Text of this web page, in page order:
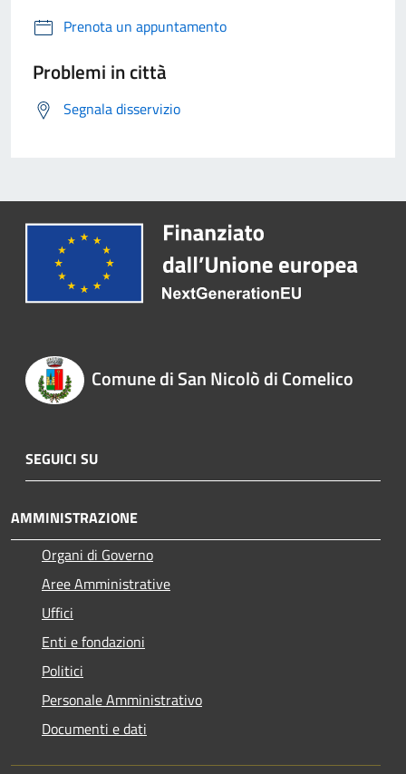
Prenota un appuntamento
Problemi in città
Segnala disservizio
Comune di San Nicolò di Comelico
SEGUICI SU
AMMINISTRAZIONE
Organi di Governo
Aree Amministrative
Uffici
Enti e fondazioni
Politici
Personale Amministrativo
Documenti e dati